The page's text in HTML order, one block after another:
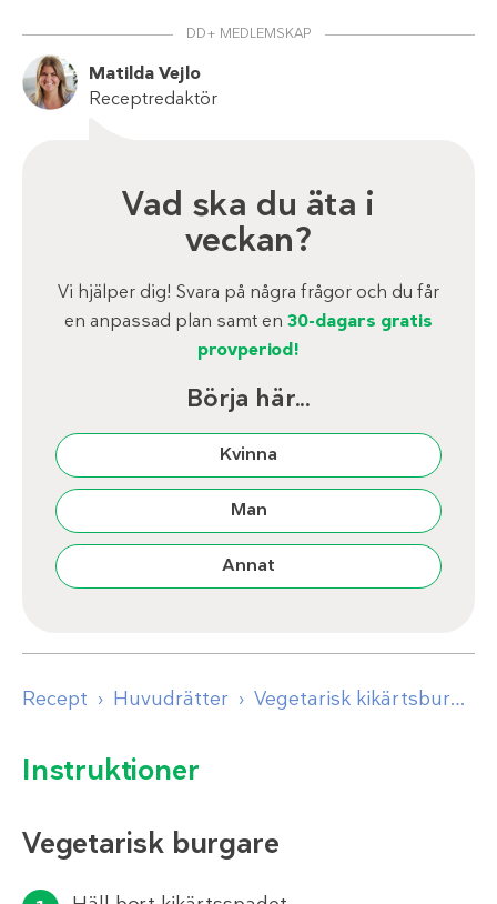
DD+ MEDLEMSKAP
Matilda Vejlo
Receptredaktör
Vad ska du äta i
veckan?
Vi hjälper dig! Svara på några frågor och du får
en anpassad plan samt en 30-dagars gratis
provperiod!
Börja här...
Kvinna
Man
Annat
Recept Huvudrätter Vegetarisk kikärtsburgare
Instruktioner
Vegetarisk burgare